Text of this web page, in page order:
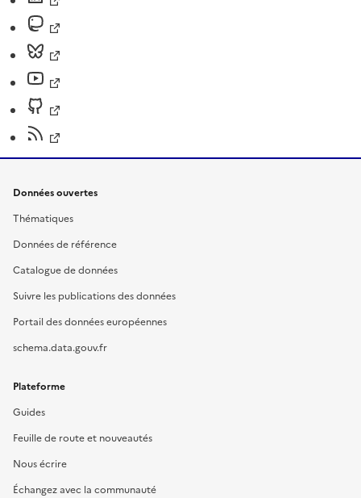
Données ouvertes
Thématiques
Données de référence
Catalogue de données
Suivre les publications des données
Portail des données européennes
schema.data.gouv.fr
Plateforme
Guides
Feuille de route et nouveautés
Nous écrire
Échangez avec la communauté